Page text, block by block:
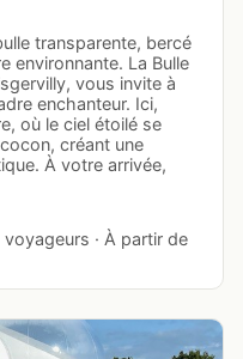
transparente, bercé
environnante. La Bulle
vous invite à
enchanteur. Ici,
où le ciel étoilé se
créant une
À votre arrivée,
voyageurs · À partir de